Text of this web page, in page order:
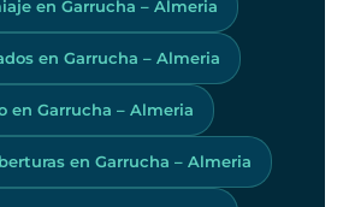
en Garrucha – Almeria
en Garrucha – Almeria
en Garrucha – Almeria
en Garrucha – Almeria